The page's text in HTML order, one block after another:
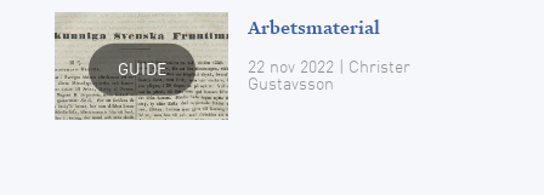
GUIDE
Arbetsmaterial
22 nov 2022 | Christer
Gustavsson